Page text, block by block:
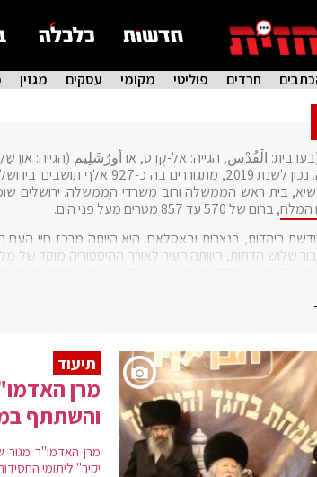
חרדים פוליטי מקומי עסקים מגזין
(בערבית: الْقُدْس, הגייה: אל-קֻדְס, או أُورُشَلِيم (הגייה:
תושבים. בירושלים שוכנים מוסדות הממשל של ישראל:
בית ראש הממשלה ורוב משרדי הממשלה. ירושלים
המלח, ברום של 570 עד 857 מטרים מעל פני הים.
ביהדות, בנצרות ובאסלאם. היא הייתה מרכז חיי העם
תיעוד
מרן
והשתתף
מרן האדמו"ר
יקיר" ליתומי